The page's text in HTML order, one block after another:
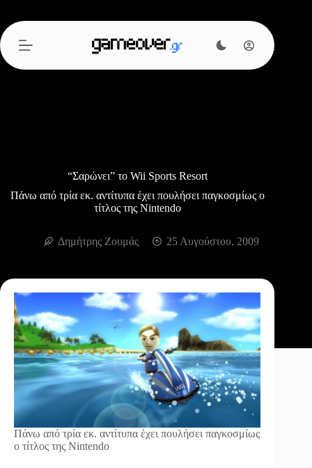
περιεχόμενο
“Σαρώνει” το Wii Sports Resort
Πάνω από τρία εκ. αντίτυπα έχει πουλήσει παγκοσμίως ο
τίτλος της Nintendo
Δημήτρης Ζουμάς 25 Αυγούστου, 2009
Πάνω από τρία εκ. αντίτυπα έχει πουλήσει παγκοσμίως
ο τίτλος της Nintendo